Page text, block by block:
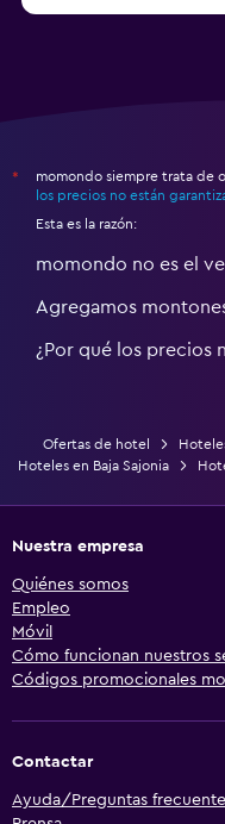
*
momondo siempre trata de
los precios no están
Esta es la razón:
momondo no es el
Agregamos
¿Por qué los precios
Ofertas de hotel
Hoteles en Baja Sajonia
Nuestra empresa
Quiénes somos
Empleo
Móvil
Cómo funcionan nuestros
Códigos promocionales
Contactar
Ayuda/Preguntas